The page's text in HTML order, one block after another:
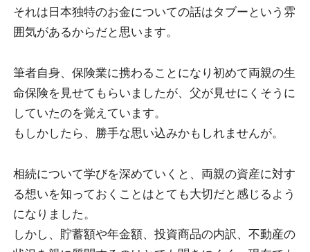
それは日本独特のお金についての話はタブーという雰
囲気があるからだと思います。
筆者自身、保険業に携わることになり初めて両親の生
命保険を見せてもらいましたが、父が見せにくそうに
していたのを覚えています。
もしかしたら、勝手な思い込みかもしれませんが。
相続について学びを深めていくと、両親の資産に対す
る想いを知っておくことはとても大切だと感じるよう
になりました。
しかし、貯蓄額や年金額、投資商品の内訳、不動産の